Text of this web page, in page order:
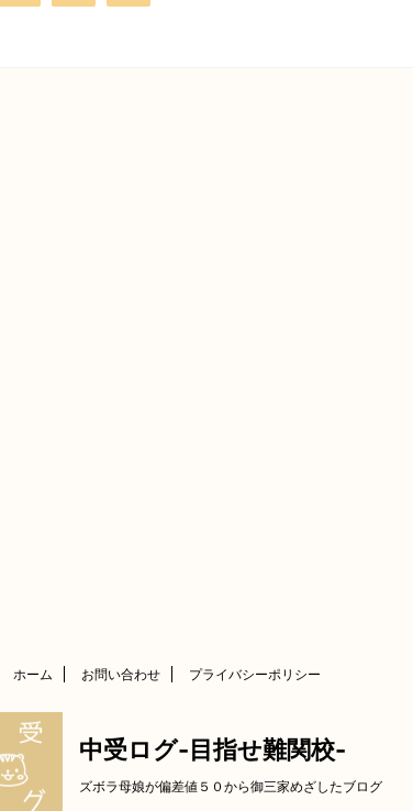
ホーム お問い合わせ プライバシーポリシー
中受ログ-目指せ難関校-
ズボラ母娘が偏差値５０から御三家めざしたブログ